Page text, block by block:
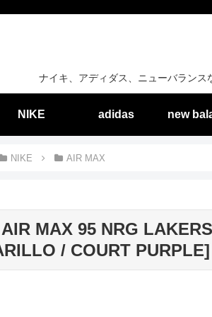
ナイキ、アディダス、ニューバラン
NIKE adidas new
NIKE AIR MAX
MAX 95 NRG
/ COURT